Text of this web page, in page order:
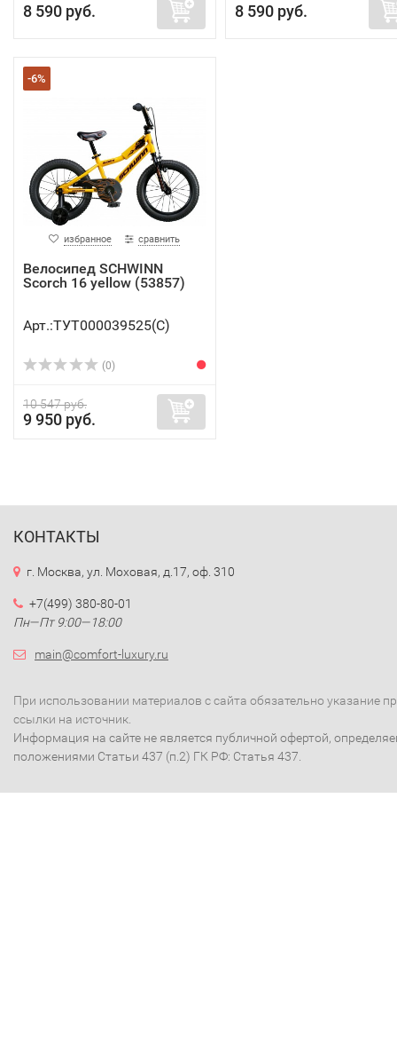
8 590 руб. 8 590 руб.
-6%
избранное сравнить
Велосипед SCHWINN
Scorch 16 yellow (53857)
Арт.:ТУТ000039525(C)
(0)
10 547 руб.
9 950 руб.
КОНТАКТЫ
г. Москва, ул. Моховая, д.17, оф. 310
+7(499) 380-80-01
Пн—Пт 9:00—18:00
main@comfort-luxury.ru
При использовании материалов с сайта обязательно указание
ссылки на источник.
Информация на сайте не является публичной офертой,
положениями Статьи 437 (п.2) ГК РФ: Статья 437.